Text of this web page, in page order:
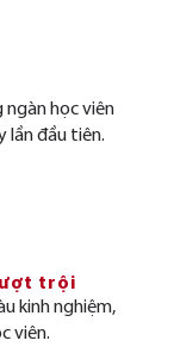
ngàn học viên
lần đầu tiên.
trội
kinh nghiệm,
viên.